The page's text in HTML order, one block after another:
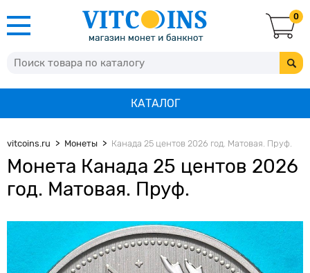
0
КАТАЛОГ
vitcoins.ru Монеты Канада 25 центов 2026 год. Матовая. Пруф.
Монета Канада 25 центов 2026
год. Матовая. Пруф.